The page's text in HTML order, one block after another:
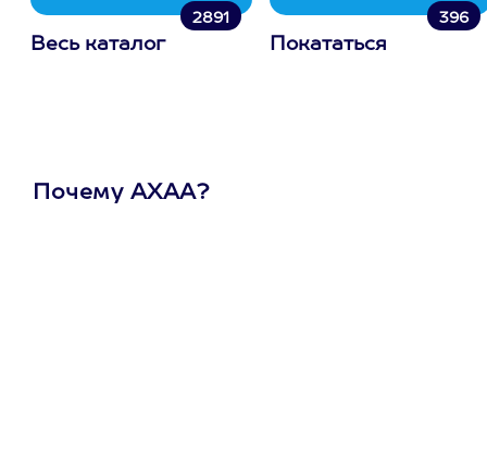
2891
Весь каталог
396
Покататься
Почему АХАА?